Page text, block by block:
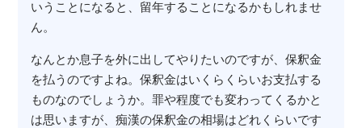
いうことになると、留年することになるかもしれませ
ん。
なんとか息子を外に出してやりたいのですが、保釈金
を払うのですよね。保釈金はいくらくらいお支払する
ものなのでしょうか。罪や程度でも変わってくるかと
は思いますが、痴漢の保釈金の相場はどれくらいです